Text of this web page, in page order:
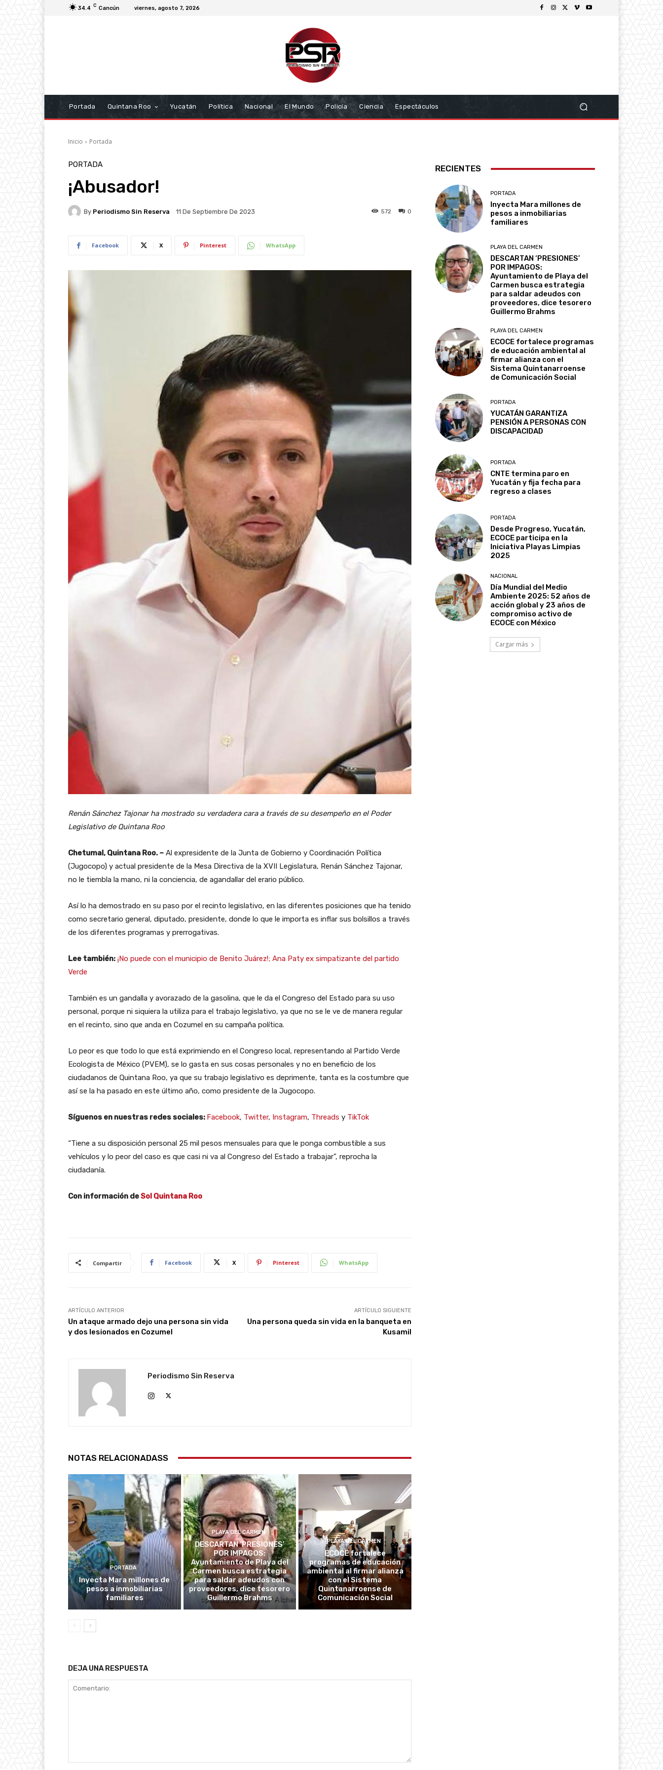
34.4 C Cancún viernes, agosto 7, 2026
Portada Quintana Roo Yucatán Política Nacional El Mundo Policía Ciencia Espectáculos
Inicio Portada
PORTADA
¡Abusador!
By Periodismo Sin Reserva 11 De Septiembre De 2023 0
572
Facebook X Pinterest WhatsApp
Renán Sánchez Tajonar ha mostrado su verdadera cara a través de su desempeño en el Poder
Legislativo de Quintana Roo
Chetumal, Quintana Roo. – Al expresidente de la Junta de Gobierno y Coordinación Política
(Jugocopo) y actual presidente de la Mesa Directiva de la XVII Legislatura, Renán Sánchez Tajonar,
no le tiembla la mano, ni la conciencia, de agandallar del erario público.
Así lo ha demostrado en su paso por el recinto legislativo, en las diferentes posiciones que ha tenido
como secretario general, diputado, presidente, donde lo que le importa es inflar sus bolsillos a través
de los diferentes programas y prerrogativas.
Lee también: ¡No puede con el municipio de Benito Juárez!; Ana Paty ex simpatizante del partido
Verde
También es un gandalla y avorazado de la gasolina, que le da el Congreso del Estado para su uso
personal, porque ni siquiera la utiliza para el trabajo legislativo, ya que no se le ve de manera regular
en el recinto, sino que anda en Cozumel en su campaña política.
Lo peor es que todo lo que está exprimiendo en el Congreso local, representando al Partido Verde
Ecologista de México (PVEM), se lo gasta en sus cosas personales y no en beneficio de los
ciudadanos de Quintana Roo, ya que su trabajo legislativo es deprimente, tanta es la costumbre que
así se la ha pasado en este último año, como presidente de la Jugocopo.
Síguenos en nuestras redes sociales: Facebook, Twitter, Instagram, Threads y TikTok
“Tiene a su disposición personal 25 mil pesos mensuales para que le ponga combustible a sus
vehículos y lo peor del caso es que casi ni va al Congreso del Estado a trabajar”, reprocha la
ciudadanía.
Con información deSol Quintana Roo
Compartir Facebook X Pinterest WhatsApp
ARTÍCULO ANTERIOR
Un ataque armado dejo una persona sin vida
y dos lesionados en Cozumel
ARTÍCULO SIGUIENTE
Una persona queda sin vida en la banqueta en
Kusamil
Periodismo Sin Reserva
NOTAS RELACIONADASS
PORTADA
Inyecta Mara millones de
pesos a inmobiliarias
familiares
PLAYA DEL CARMEN
DESCARTAN ‘PRESIONES’
POR IMPAGOS:
Ayuntamiento de Playa del
Carmen busca estrategia
para saldar adeudos con
proveedores, dice tesorero
Guillermo Brahms
PLAYA DEL CARMEN
ECOCE fortalece
programas de educación
ambiental al firmar alianza
con el Sistema
Quintanarroense de
Comunicación Social
DEJA UNA RESPUESTA
RECIENTES
PORTADA
Inyecta Mara millones de
pesos a inmobiliarias
familiares
PLAYA DEL CARMEN
DESCARTAN ‘PRESIONES’
POR IMPAGOS:
Ayuntamiento de Playa del
Carmen busca estrategia
para saldar adeudos con
proveedores, dice tesorero
Guillermo Brahms
PLAYA DEL CARMEN
ECOCE fortalece programas
de educación ambiental al
firmar alianza con el
Sistema Quintanarroense
de Comunicación Social
PORTADA
YUCATÁN GARANTIZA
PENSIÓN A PERSONAS CON
DISCAPACIDAD
PORTADA
CNTE termina paro en
Yucatán y fija fecha para
regreso a clases
PORTADA
Desde Progreso, Yucatán,
ECOCE participa en la
Iniciativa Playas Limpias
2025
NACIONAL
Día Mundial del Medio
Ambiente 2025: 52 años de
acción global y 23 años de
compromiso activo de
ECOCE con México
Cargar más